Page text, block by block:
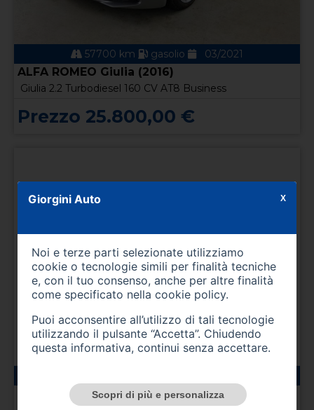
57700 km gasolio 03/2021
ALFA ROMEO Giulia (2016)
Giulia 2.2 Turbodiesel 160 CV AT8 Business
Prezzo 25.800,00 €
ALFA ROMEO Stelvio
Giorgini Auto
Noi e terze parti selezionate utilizziamo
cookie o tecnologie simili per finalità tecniche
e, con il tuo consenso, anche per altre finalità
come specificato nella cookie policy.
Puoi acconsentire all’utilizzo di tali tecnologie
utilizzando il pulsante “Accetta”. Chiudendo
questa informativa, continui senza accettare.
Scopri di più e personalizza
X